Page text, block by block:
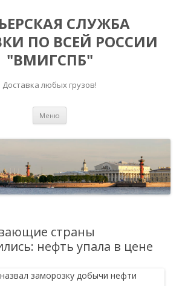
СЛУЖБА
ПО ВСЕЙ РОССИИ
"ВМИГСПБ"
Доставка любых грузов!
Меню
страны
нефть упала в цене